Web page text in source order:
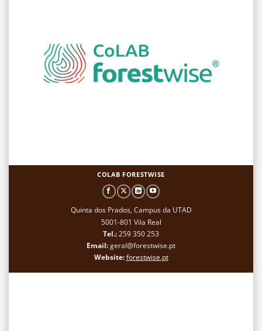
COLAB FORESTWISE
Quinta dos Prados, Campus da UTAD
5001-801 Vila Real
Tel.:259 350 253
Email:geral@forestwise.pt
Website: forestwise.pt